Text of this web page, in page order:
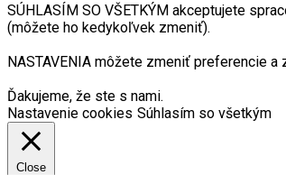
SÚHLASÍM SO VŠETKÝM akceptujete
(môžete ho kedykoľvek zmeniť).
NASTAVENIA môžete zmeniť preferencie
Ďakujeme, že ste s nami.
Nastavenie cookies Súhlasím so všetkým
Close